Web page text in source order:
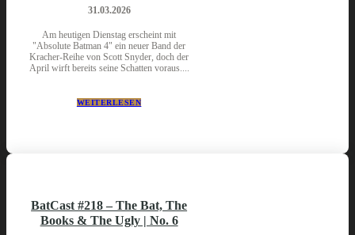
31.03.2026
Am heutigen Dienstag erscheint mit
"Absolute Batman 4" ein neuer Band der
Kracher-Reihe von Scott Snyder, doch der
April wirft bereits seine Schatten voraus....
WEITERLESEN
BatCast #218 – The Bat, The
Books & The Ugly | No. 6